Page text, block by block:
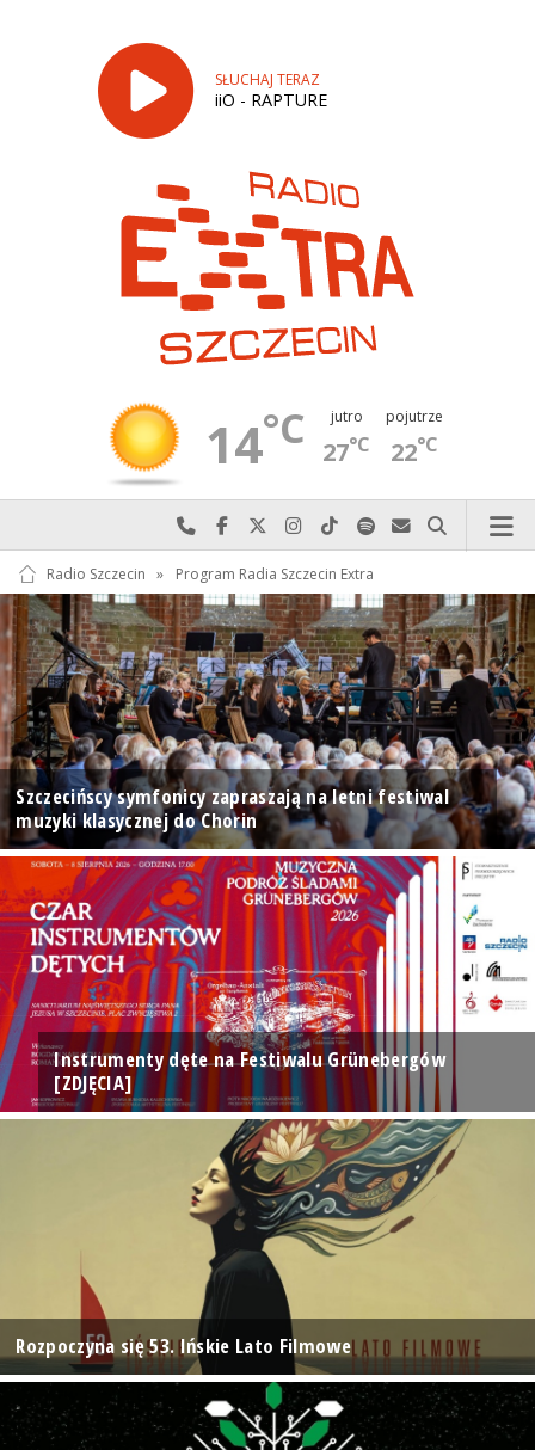
SŁUCHAJ TERAZ
iiO - RAPTURE
14°C jutro
27°C
pojutrze
22°C
Najlepiej po prostu do nas zadzwoń
Odwiedź nas na Facebook-u
Odwiedź nas na X
Odwiedź nas na Instagram-ie
Odwiedź nas na TikTok-u
Szukaj nas na Spotify
Wyślij do nas
Szukaj
Radio Szczecin » Program Radia Szczecin Extra
Szczecińscy symfonicy zapraszają na letni festiwal
muzyki klasycznej do Chorin
Instrumenty dęte na Festiwalu Grünebergów
[ZDJĘCIA]
Rozpoczyna się 53. Ińskie Lato Filmowe